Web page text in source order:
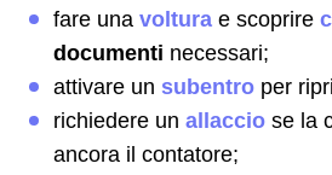
fare una voltura e scoprire
documenti necessari;
attivare un subentro per
richiedere un allaccio se la
ancora il contatore;